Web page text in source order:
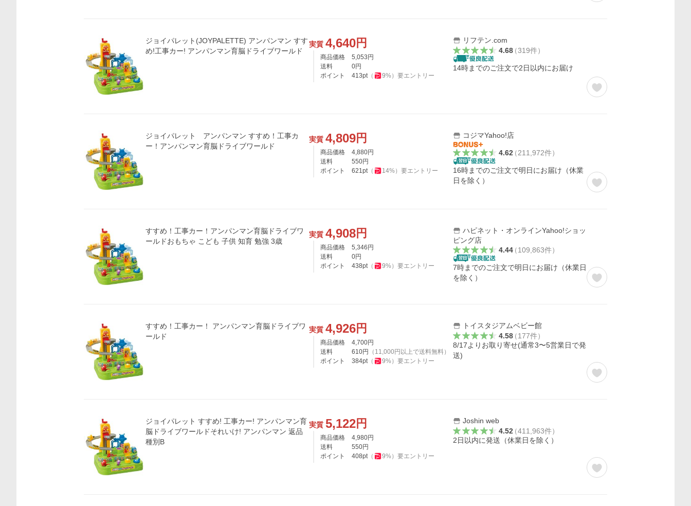
ジョイパレット(JOYPALETTE) アンパンマン すす
め!工事カー! アンパンマン育脳ドライブワールド
実質 4,640円
商品価格 5,053 円
送料
0円
ポイント
413pt（ 9%） 要エントリー
リフテン.com
4.68（319件）
14時までのご注文で2日以内にお届け
ジョイパレット アンパンマン すすめ！工事カ
ー！アンパンマン育脳ドライブワールド
実質 4,809円
商品価格 4,880円
送料
550円
ポイント
621pt（ 14%） 要エントリー
コジマYahoo!店
4.62（211,972件）
16時までのご注文で明日にお届け（休業
日を除く）
すすめ！工事カー！アンパンマン育脳ドライブワ
ールドおもちゃ こども 子供 知育 勉強 3歳
実質 4,908円
商品価格 5,346 円
送料
0円
ポイント
438pt（ 9%） 要エントリー
ハピネット・オンラインYahoo!ショッ
ピング店
4.44（109,863件）
7時までのご注文で明日にお届け（休業日
を除く）
すすめ！工事カー！ アンパンマン育脳ドライブワ
ールド
実質 4,926円
商品価格 4,700円
送料
610円 （ 11,000 円以上で送料無料）
ポイント
384pt（ 9%） 要エントリー
トイスタジアムベビー館
4.58（177件）
8/17よりお取り寄せ(通常3〜5営業日で発
送)
ジョイパレット すすめ! 工事カー! アンパンマン育
脳ドライブワールドそれいけ! アンパンマン 返品
種別B
実質 5,122円
商品価格 4,980円
送料
550円
ポイント
408pt（ 9%） 要エントリー
Joshin web
4.52（411,963件）
2日以内に発送（休業日を除く）